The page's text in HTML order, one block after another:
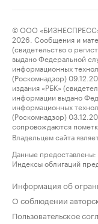
© ООО
2026. Сообщения и
(свидетельство о
выдано Федеральной
информационных
(Роскомнадзор)
издания «РБК»
информации выдано
информационных
(Роскомнадзор)
сопровождаются
Владельцем сайта
Данные предоставлены:
Индексы облигаций
Информация об
О соблюдении
Пользовательское